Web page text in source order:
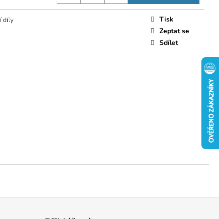
díly
Tisk
Zeptat se
Sdílet